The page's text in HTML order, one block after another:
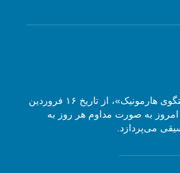
مجله آنلاین موسیقی «گفتگوی هارمونیک»، از تاریخ ۱۶ فروردین
و تا امروز به صورت مداوم هر روز به
می‌پردازد.